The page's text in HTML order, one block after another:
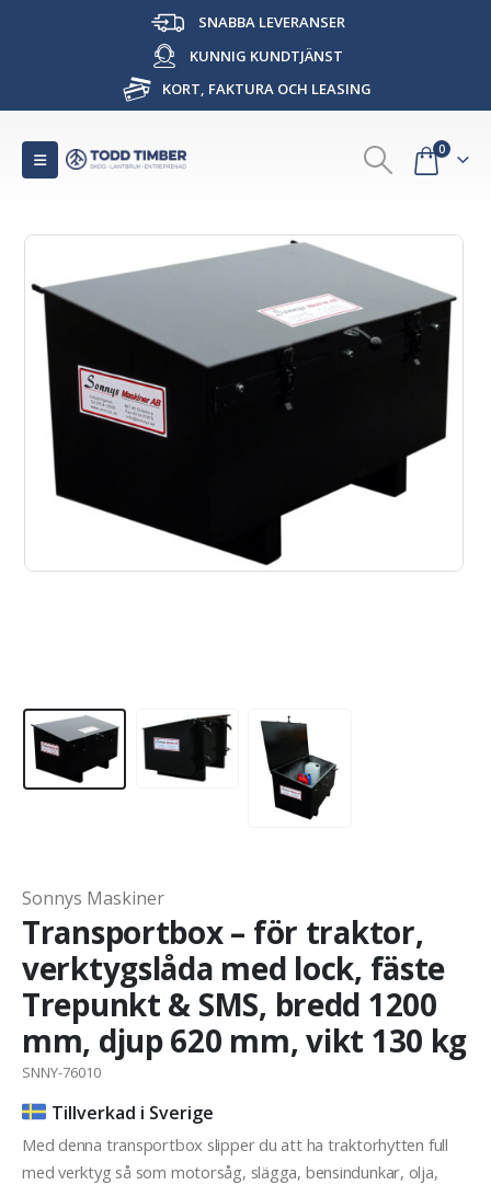
SNABBA LEVERANSER
KUNNIG KUNDTJÄNST
KORT, FAKTURA OCH LEASING
0
Sonnys Maskiner
Transportbox – för traktor,
verktygslåda med lock, fäste
Trepunkt & SMS, bredd 1200
mm, djup 620 mm, vikt 130 kg
SNNY-76010
Tillverkad i Sverige
Med denna transportbox slipper du att ha traktorhytten full
med verktyg så som motorsåg, slägga, bensindunkar, olja,